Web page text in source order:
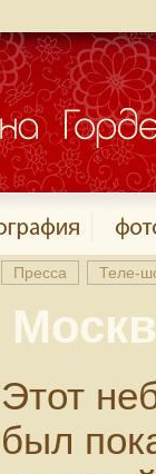
Пресса Теле-
Этот
был